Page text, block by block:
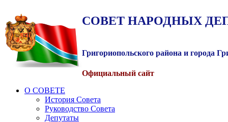
СОВЕТ НАРОДНЫХ
Григориопольского района и города
Официальный сайт
О СОВЕТЕ
История Совета
Руководство Совета
Депутаты